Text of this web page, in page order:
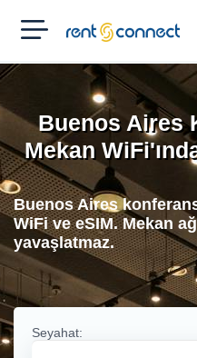
RENT'N
CONNECT
Buenos Aires
Mekan
Buenos Aires
WiFi ve eSIM. Mekan
yavaşlatmaz.
Seyahat: